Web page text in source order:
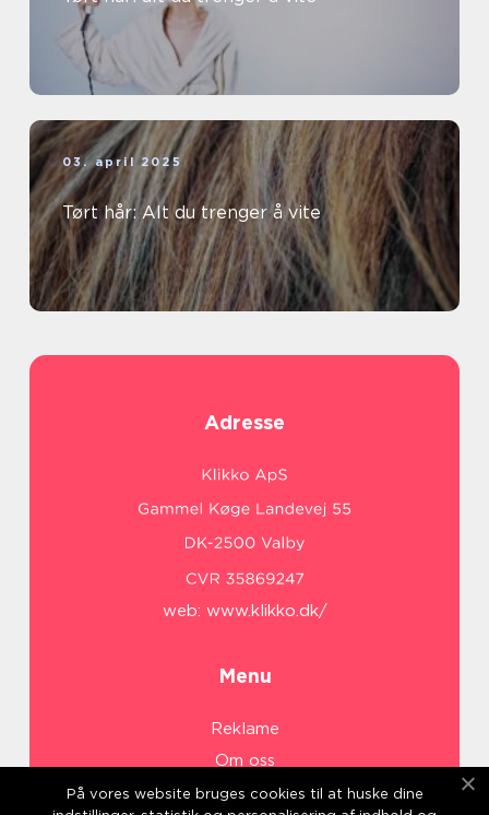
03. april 2025
Tørt hår: Alt du trenger å vite
Adresse
web: www.klikko.dk/
Menu
Reklame
Om oss
Cookies
På vores website bruges cookies til at huske dine